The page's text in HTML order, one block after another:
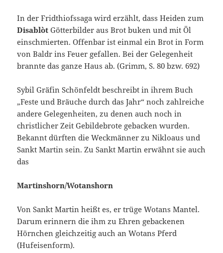
In der Fridthiofssaga wird erzählt, dass Heiden zum
Disablòt Götterbilder aus Brot buken und mit Öl
einschmierten. Offenbar ist einmal ein Brot in Form
von Baldr ins Feuer gefallen. Bei der Gelegenheit
brannte das ganze Haus ab. (Grimm, S. 80 bzw. 692)
Sybil Gräfin Schönfeldt beschreibt in ihrem Buch
„Feste und Bräuche durch das Jahr“ noch zahlreiche
andere Gelegenheiten, zu denen auch noch in
christlicher Zeit Gebildebrote gebacken wurden.
Bekannt dürften die Weckmänner zu Nikloaus und
Sankt Martin sein. Zu Sankt Martin erwähnt sie auch
das
Martinshorn/Wotanshorn
Von Sankt Martin heißt es, er trüge Wotans Mantel.
Darum erinnern die ihm zu Ehren gebackenen
Hörnchen gleichzeitig auch an Wotans Pferd
(Hufeisenform).